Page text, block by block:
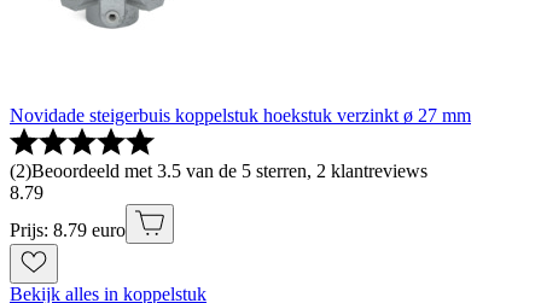
Novidade steigerbuis koppelstuk hoekstuk verzinkt ø 27 mm
(2)Beoordeeld met 3.5 van de 5 sterren, 2 klantreviews
8.79
Prijs: 8.79 euro
Bekijk alles in koppelstuk